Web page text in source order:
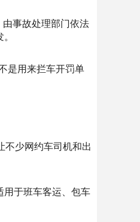
事故处理部门依法
是用来拦车开罚单
不少网约车司机和出
用于班车客运、包车